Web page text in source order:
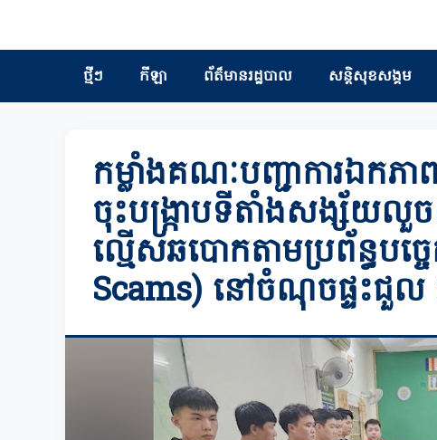
ថ្មីៗ កីឡា ព័ត៏មានរដ្ឋបាល សន្តិសុខសង្គម
កម្លាំងគណៈបញ្ជាការឯកភា
ចុះបង្រ្កាបទីតាំងសង្ស័យលួ
ល្មើសឆបោកតាមប្រព័ន្ធបច្ច
Scams) នៅចំណុចផ្ទះជួល